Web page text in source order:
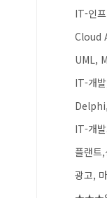
IT-인
Cloud
UML,
IT-개
IT-개
플랜트
광고,